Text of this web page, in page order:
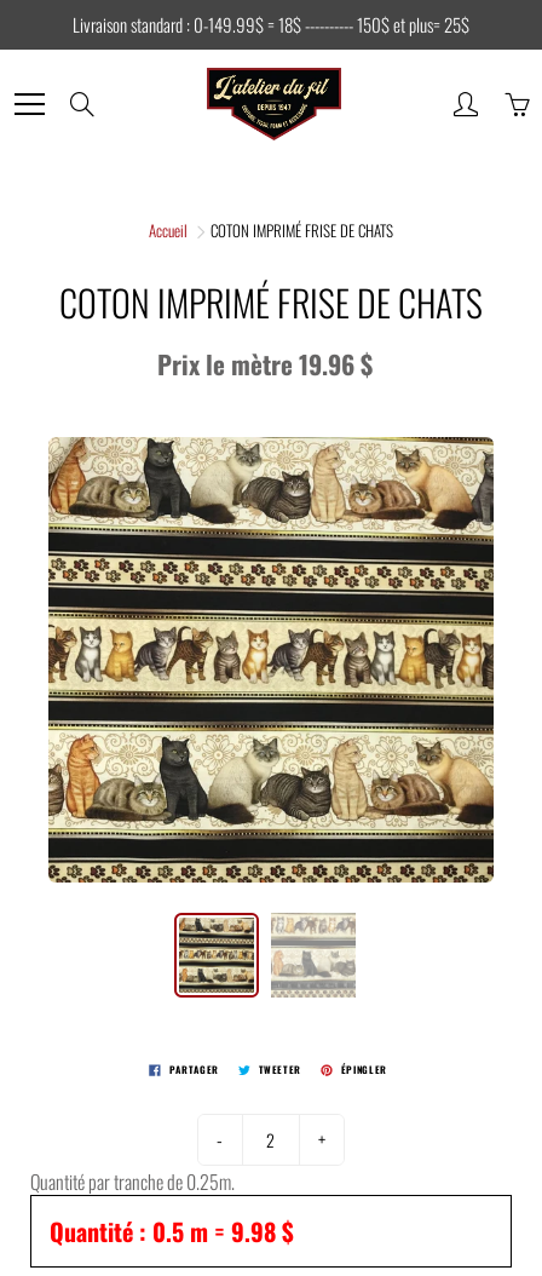
Livraison standard : 0-149.99$ = 18$ ---------- 150$ et plus= 25$
Accueil COTON IMPRIMÉ FRISE DE CHATS
COTON IMPRIMÉ FRISE DE CHATS
Prix le mètre 19.96 $
PARTAGER TWEETER ÉPINGLER
-
+
Quantité par tranche de 0.25m.
Quantité : 0.5 m = 9.98 $